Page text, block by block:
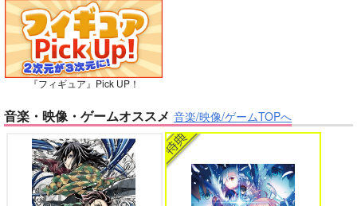
正面切ってかかってこ
シャリ平原
787円（税込）
落第忍者乱太郎
出来損ないのラブソング Riff
花金ラブアクシデント! 絶対ど～しても楽していきたいっ!
『フィギュア』Pick UP！
音楽・映像・ゲームオススメ 音楽/映像/ゲームTOPへ